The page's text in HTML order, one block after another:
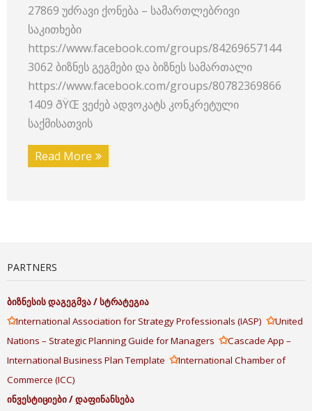
27869 უძრავი ქონება – სამართლებრივი
საკითხები
https://www.facebook.com/groups/84269657144
3062 ბიზნეს გეგმები და ბიზნეს სამართალი
https://www.facebook.com/groups/80782369866
1409 ðŸŒ ვეძებ ადვოკატს კონკრეტული
საქმისათვის
Read More
PARTNERS
ბიზნესისდაგეგმვა/სტრატეგია
✩International Association for Strategy Professionals (IASP) ✩United
Nations – Strategic Planning Guide for Managers ✩Cascade App –
International Business Plan Template ✩International Chamber of
Commerce (ICC)
ინვესტიციები/დაფინანსება